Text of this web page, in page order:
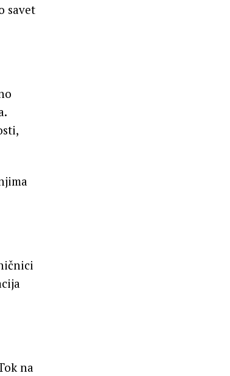
savet
na